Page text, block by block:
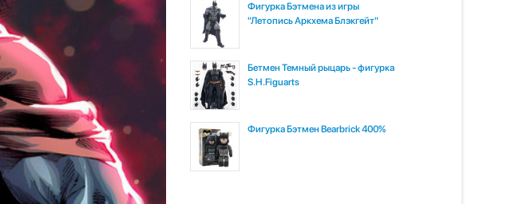
Фигурка Бэтмена из игры
"Летопись Аркхема Блэкгейт"
Бетмен Темный рыцарь - фигурка
S.H.Figuarts
Фигурка Бэтмен Bearbrick 400%